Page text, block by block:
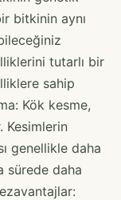
bitkinin aynı
tutarlı bir
sahip
Kök kesme,
Kesimlerin
genellikle daha
sürede daha